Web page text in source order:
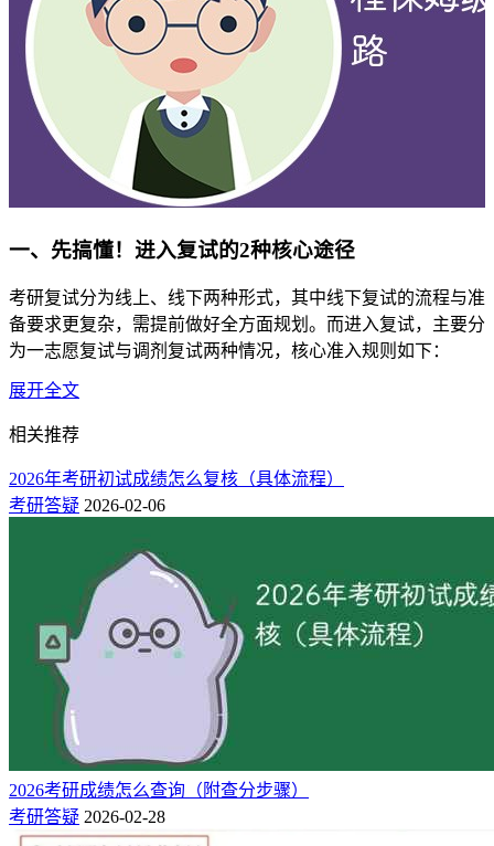
一、先搞懂！进入复试的2种核心途径
考研复试分为线上、线下两种形式，其中线下复试的流程与准
备要求更复杂，需提前做好全方面规划。而进入复试，主要分
为一志愿复试与调剂复试两种情况，核心准入规则如下：
1.一志愿复试
需满足以下任一条件：
◆ 初试总分、单科分数均达到国家线，同时初试成绩达到报
考院校划定的专业复试线；
◆ 符合报考院校的破格复试条件，可申请进入一志愿复试。
2.调剂复试
核心规则与调剂范围：
◆ 初试成绩过国家线，但未达到一志愿院校复试线，可申请
调剂参与其他院校的复试；
◆ 过A区国家线的考生，可在A区、B区院校范围内申请调
剂；仅过B区国家线的考生，仅限在B区院校内申请调剂。
二、复试核心考察内容，备考要抓准重点
展开全文
相关推荐
2026年考研初试成绩怎么复核（具体流程）
考研答疑 2026-02-06
2026考研成绩怎么查询（附查分步骤）
考研答疑 2026-02-28